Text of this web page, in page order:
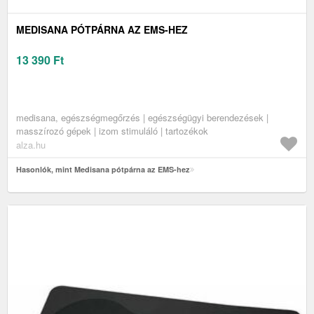
MEDISANA PÓTPÁRNA AZ EMS-HEZ
13 390 Ft
medisana, egészségmegőrzés | egészségügyi berendezések |
masszírozó gépek | izom stimuláló | tartozékok
alza.hu
Hasonlók, mint Medisana pótpárna az EMS-hez